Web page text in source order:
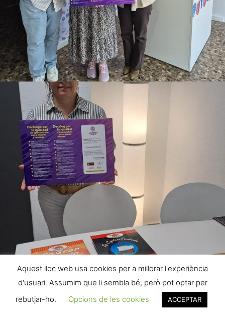
Aquest lloc web usa cookies per a millorar l'experiència
d'usuari. Assumim que li sembla bé, però pot optar per
rebutjar-ho.
Opcions de les cookies ACCEPTAR